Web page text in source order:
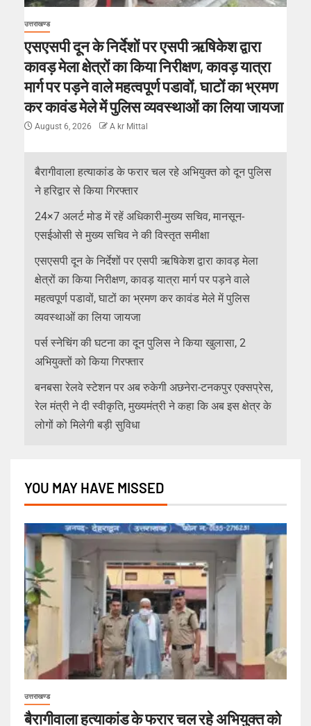
उत्तराखण्ड
एसएसपी दून के निर्देशों पर एसपी ऋषिकेश द्वारा
कावड़ मेला क्षेत्रों का किया निरीक्षण, कावड़ यात्रा
मार्ग पर पड़ने वाले महत्वपूर्ण पडावों, घाटों का भ्रमण
कर कावंड मेले में पुलिस व्यवस्थाओं का लिया जायजा
August 6, 2026 A kr Mittal
बैरागीवाला हत्याकांड के फरार चल रहे अभियुक्त को दून पुलिस
ने हरिद्वार से किया गिरफ्तार
24×7 अलर्ट मोड में रहें अधिकारी-मुख्य सचिव, मानसून-
एसईओसी से मुख्य सचिव ने की विस्तृत समीक्षा
एसएसपी दून के निर्देशों पर एसपी ऋषिकेश द्वारा कावड़ मेला
क्षेत्रों का किया निरीक्षण, कावड़ यात्रा मार्ग पर पड़ने वाले
महत्वपूर्ण पडावों, घाटों का भ्रमण कर कावंड मेले में पुलिस
व्यवस्थाओं का लिया जायजा
पर्स स्नेचिंग की घटना का दून पुलिस ने किया खुलासा, 2
अभियुक्तों को किया गिरफ्तार
बनबसा रेलवे स्टेशन पर अब रुकेगी अछनेरा-टनकपुर एक्सप्रेस,
रेल मंत्री ने दी स्वीकृति, मुख्यमंत्री ने कहा कि अब इस क्षेत्र के
लोगों को मिलेगी बड़ी सुविधा
YOU MAY HAVE MISSED
उत्तराखण्ड
बैरागीवाला हत्याकांड के फरार चल रहे अभियुक्त को